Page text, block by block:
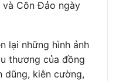
và Côn Đảo ngày
lại những hình ảnh
thương của đồng
dũng, kiên cường,